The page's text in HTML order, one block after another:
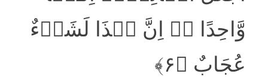
وَّاحِدًا ۚۖ اِنَّ ہٰذَا لَشَیۡءٌ
عُجَابٌ ﴿۶﴾